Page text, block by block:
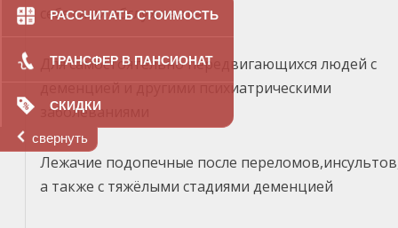
РАССЧИТАТЬ СТОИМОСТЬ
ТРАНСФЕР В ПАНСИОНАТ
СКИДКИ
свернуть
себя сами обслуживать
Для самостоятельно передвигающихся людей с
деменцией и другими психиатрическими
заболеваниями
Лежачие подопечные после
а также с тяжёлыми стадиями деменцией